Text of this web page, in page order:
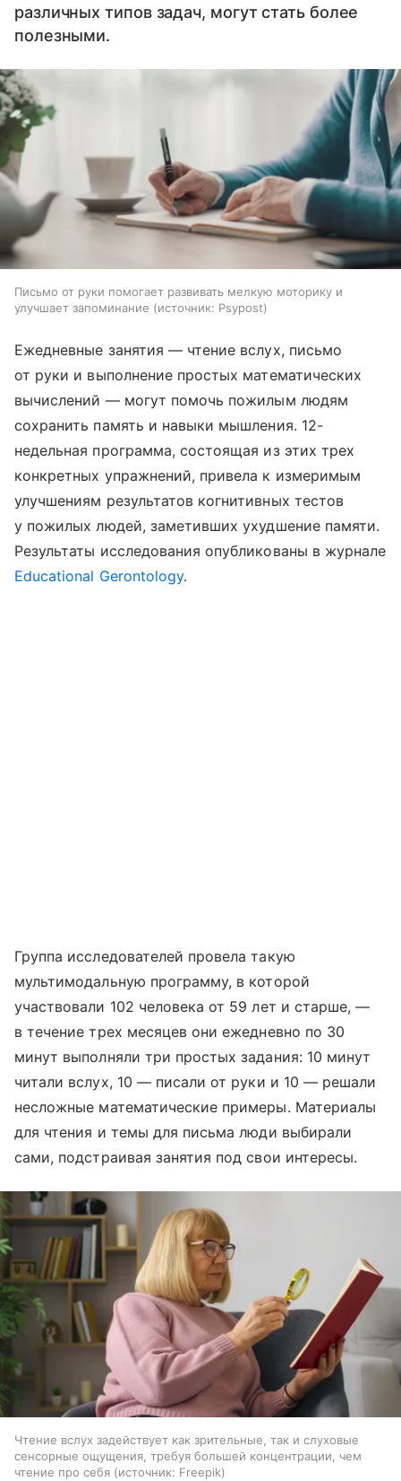
различных типов задач, могут стать более
полезными.
Письмо от руки помогает развивать мелкую моторику и
улучшает запоминание
источник: Psypost
Ежедневные занятия — чтение вслух, письмо
от руки и выполнение простых математических
вычислений — могут помочь пожилым людям
сохранить память и навыки мышления. 12-
недельная программа, состоящая из этих трех
конкретных упражнений, привела к измеримым
улучшениям результатов когнитивных тестов
у пожилых людей, заметивших ухудшение памяти.
Результаты исследования опубликованы в журнале
Educational Gerontology.
Группа исследователей провела такую
мультимодальную программу, в которой
участвовали 102 человека от 59 лет и старше, —
в течение трех месяцев они ежедневно по 30
минут выполняли три простых задания: 10 минут
читали вслух, 10 — писали от руки и 10 — решали
несложные математические примеры. Материалы
для чтения и темы для письма люди выбирали
сами, подстраивая занятия под свои интересы.
Чтение вслух задействует как зрительные, так и слуховые
сенсорные ощущения, требуя большей концентрации, чем
чтение про себя
источник: Freepik